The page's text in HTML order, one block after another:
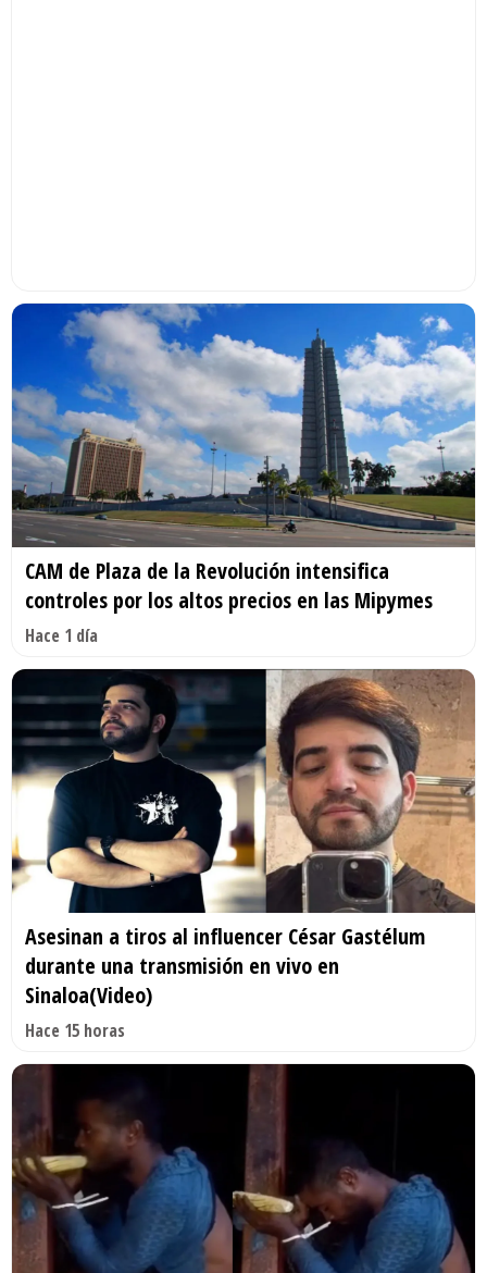
CAM de Plaza de la Revolución intensifica
controles por los altos precios en las Mipymes
Hace 1 día
Asesinan a tiros al influencer César Gastélum
durante una transmisión en vivo en
Sinaloa(Video)
Hace 15 horas